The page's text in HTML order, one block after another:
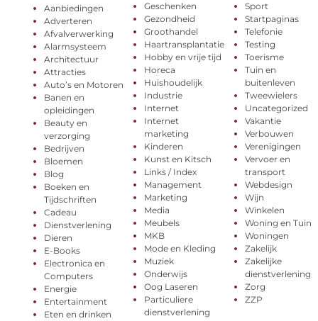
Aanbiedingen
Adverteren
Afvalverwerking
Alarmsysteem
Architectuur
Attracties
Auto’s en Motoren
Banen en
opleidingen
Beauty en
verzorging
Bedrijven
Bloemen
Blog
Boeken en
Tijdschriften
Cadeau
Dienstverlening
Dieren
E-Books
Electronica en
Computers
Energie
Entertainment
Eten en drinken
Geschenken
Gezondheid
Groothandel
Haartransplantatie
Hobby en vrije tijd
Horeca
Huishoudelijk
Industrie
Internet
Internet
marketing
Kinderen
Kunst en Kitsch
Links / Index
Management
Marketing
Media
Meubels
MKB
Mode en Kleding
Muziek
Onderwijs
Oog Laseren
Particuliere
dienstverlening
Sport
Startpaginas
Telefonie
Testing
Toerisme
Tuin en
buitenleven
Tweewielers
Uncategorized
Vakantie
Verbouwen
Verenigingen
Vervoer en
transport
Webdesign
Wijn
Winkelen
Woning en Tuin
Woningen
Zakelijk
Zakelijke
dienstverlening
Zorg
ZZP